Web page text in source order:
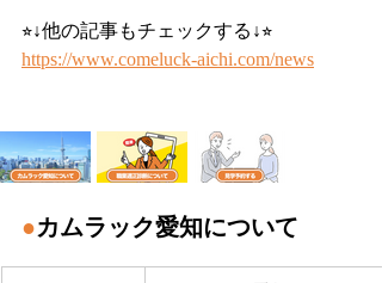
⭐︎↓他の記事もチェックする↓⭐︎
https://www.comeluck-aichi.com/news
●カムラック愛知について